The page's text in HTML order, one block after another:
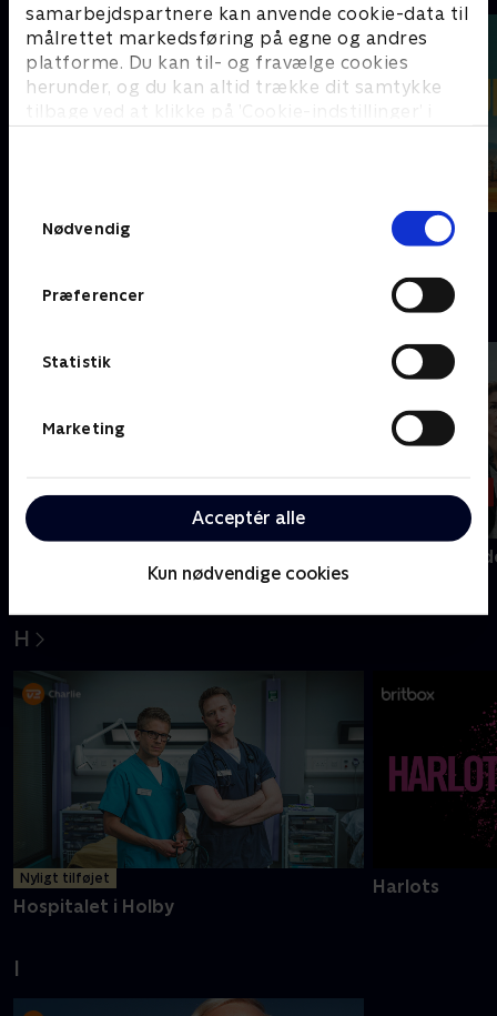
samarbejdspartnere kan anvende cookie-data til
målrettet markedsføring på egne og andres
platforme. Du kan til- og fravælge cookies
herunder, og du kan altid trække dit samtykke
tilbage ved at klikke på ’Cookie-indstillinger’ i
Nødvendig
Præferencer
Statistik
Marketing
Acceptér alle
Kun nødvendige cookies
Nyligt tilføjet Frauds
H
Nyligt tilføjet
Hospitalet i Holby
Harlots
I